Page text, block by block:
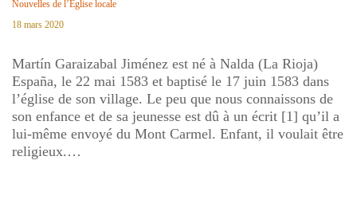
Nouvelles de l’Église locale
18 mars 2020
Martín Garaizabal Jiménez est né à Nalda (La Rioja)
España, le 22 mai 1583 et baptisé le 17 juin 1583 dans
l’église de son village. Le peu que nous connaissons de
son enfance et de sa jeunesse est dû à un écrit [1] qu’il a
lui-même envoyé du Mont Carmel. Enfant, il voulait être
religieux.…